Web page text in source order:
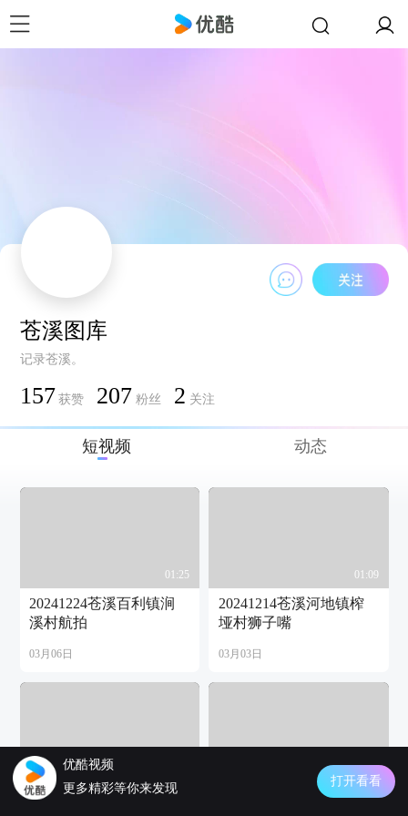
苍溪图库
记录苍溪。
157 获赞 207 粉丝 2 关注
短视频 动态
01:25
20241224苍溪百利镇涧
溪村航拍
03月06日
01:09
20241214苍溪河地镇榨
垭村狮子嘴
03月03日
20241214苍溪河地镇双
01:49
20241214苍溪白驿场
优酷视频
更多精彩等你来发现
打开看看